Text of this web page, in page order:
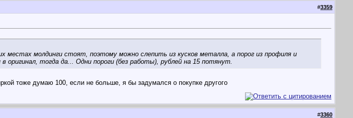
#3359
молдинги стоят, поэтому можно слепить из кусков металла, а порог из профиля и
тогда да... Одни пороги (без работы), рублей на 15 потянут.
тоже думаю 100, если не больше, я бы задумался о покупке другого
#3360